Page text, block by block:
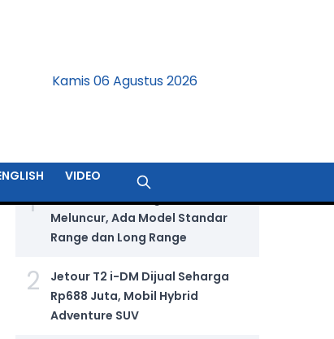
Kamis 06 Agustus 2026
VIDEO
1
GIIAS 2026: Wuling Aira Ev Resmi
Meluncur, Ada Model Standar
Range dan Long Range
2
Jetour T2 i-DM Dijual Seharga
Rp688 Juta, Mobil Hybrid
Adventure SUV